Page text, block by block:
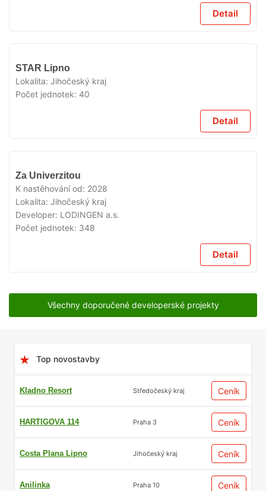
Detail
STAR Lipno
Lokalita: Jihočeský kraj
Počet jednotek: 40
Detail
Za Univerzitou
K nastěhování od: 2028
Lokalita: Jihočeský kraj
Developer: LODINGEN a.s.
Počet jednotek: 348
Detail
Všechny doporučené developerské projekty
Top novostavby
Kladno Resort Středočeský kraj Ceník
HARTIGOVA 114 Praha 3 Ceník
Costa Plana Lipno Jihočeský kraj Ceník
Anilinka Praha 10 Ceník